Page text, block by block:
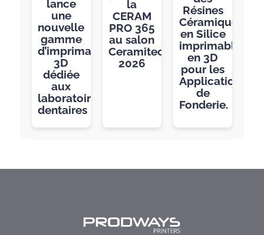
lance
une
nouvelle
gamme
d’imprimantes
3D
dédiée
aux
laboratoires
dentaires
la
CERAM
PRO 365
au salon
Ceramitec
2026
Résines
Céramiques
en Silice
imprimables
en 3D
pour les
Applications
de
Fonderie.